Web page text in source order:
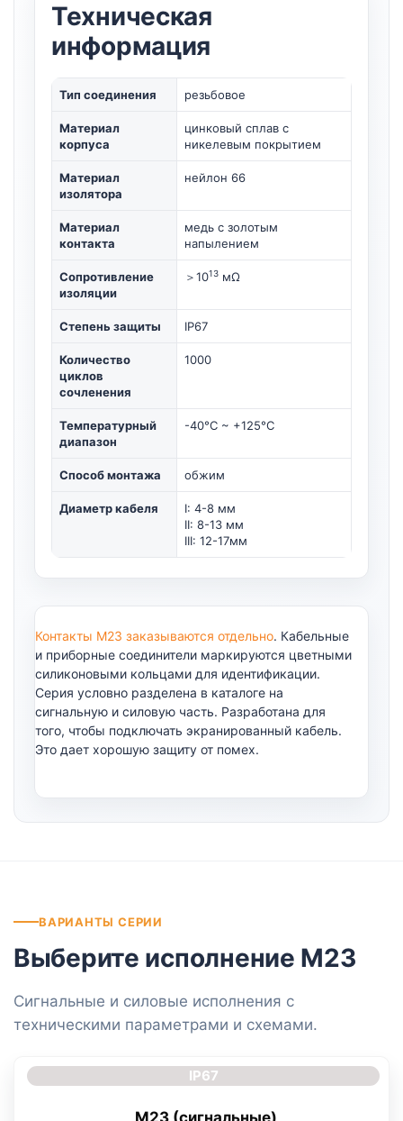
Техническая
информация
Тип соединения резьбовое
Материал
корпуса
цинковый сплав с
никелевым покрытием
Материал
изолятора
нейлон 66
Материал
контакта
медь с золотым
напылением
Сопротивление
изоляции
＞1013 мΩ
Степень защиты IP67
Количество
циклов
сочленения
1000
Температурный
диапазон
-40°C ~ +125°C
Способ монтажа обжим
Диаметр кабеля
I: 4-8 мм
II: 8-13 мм
III: 12-17мм
Контакты М23 заказываются отдельно. Кабельные
и приборные соединители маркируются цветными
силиконовыми кольцами для идентификации.
Серия условно разделена в каталоге на
сигнальную и силовую часть. Разработана для
того, чтобы подключать экранированный кабель.
Это дает хорошую защиту от помех.
ВАРИАНТЫ СЕРИИ
Выберите исполнение M23
Сигнальные и силовые исполнения с
техническими параметрами и схемами.
M23 (сигнальные)
IP67